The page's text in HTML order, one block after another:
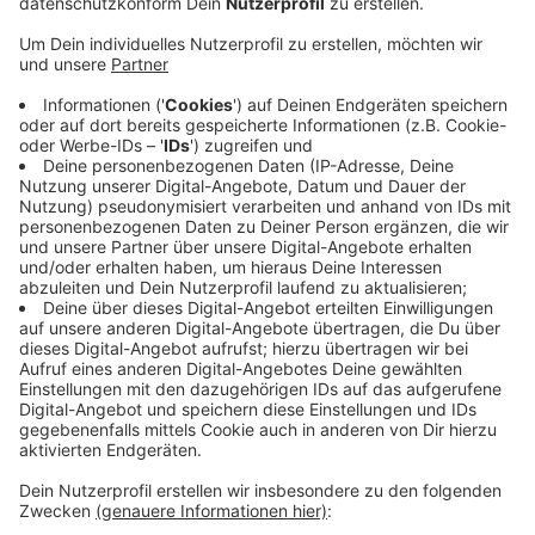
Konkret will sie die Flugsicherungsdienstleistungen
übernehmen. Die mussten die kleineren Flughäfen bis
jetzt selbst tragen. Für die Planungen sind im
Bundeshaushalt jetzt 20 Mio. Euro vorgesehen.
Die finanzielle Unterstützung ist Teil eines größeren
Paketes. Schon im Februar hatte sich die
Bundesregierung auf Zuschüsse zur Offenhaltung von
größeren Flughäfen unter anderem in Höhe von 200
Millionen Euro geeinigt. Davon hatte auch der
Düsseldorfer Airport profitiert. Der Niederrhein Airport
Weeze ist bislang leer ausgegangen.